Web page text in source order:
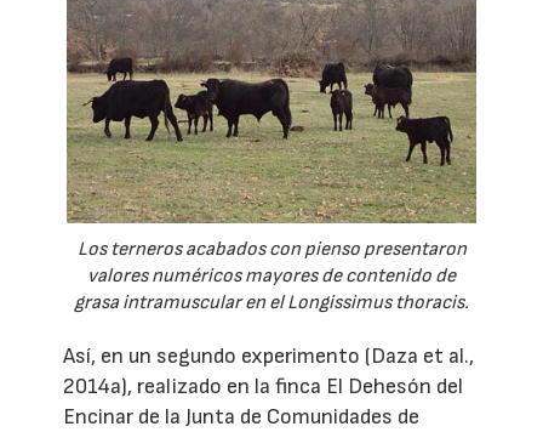
Los terneros acabados con pienso presentaron
valores numéricos mayores de contenido de
grasa intramuscular en elLongissimus thoracis.
Así, en un segundo experimento (Daza et al.,
2014a), realizado en la finca El Dehesón del
Encinar de la Junta de Comunidades de